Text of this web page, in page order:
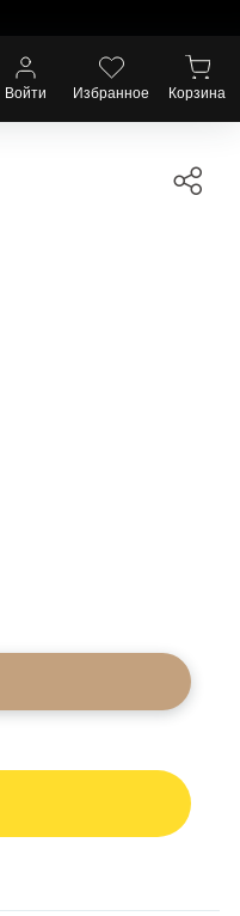
Избранное Корзина
Войти